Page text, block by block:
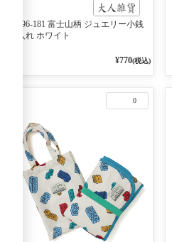
796-181 富士山柄 ジュエリー小銭
入れ ホワイト
¥770(税込)
0